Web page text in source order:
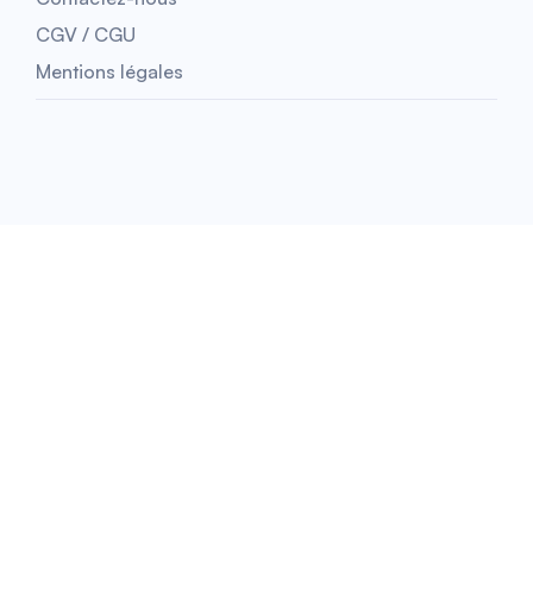
CGV / CGU
Mentions légales